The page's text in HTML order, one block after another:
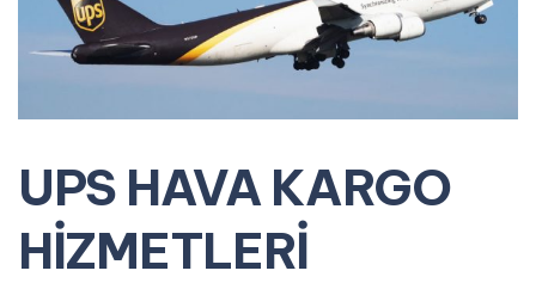
UPS HAVA KARGO
HİZMETLERİ